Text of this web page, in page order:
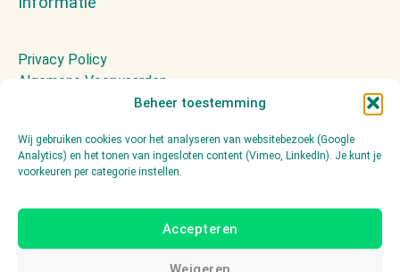
Beheer toestemming
Wij gebruiken cookies voor het analyseren van websitebezoek (Google
Analytics) en het tonen van ingesloten content (Vimeo, LinkedIn). Je kunt je
voorkeuren per categorie instellen.
Accepteren
Privacy Policy
Algemene Voorwaarden
Contact
Volg ons